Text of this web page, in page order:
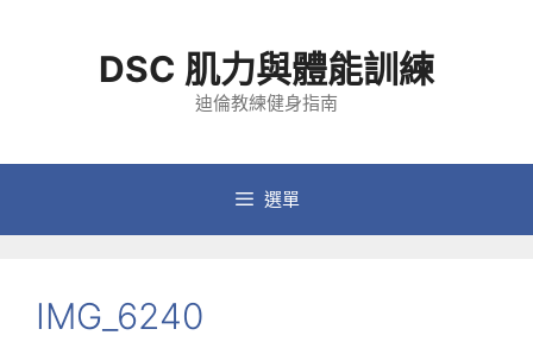
容
DSC 肌力與體能訓練
迪倫教練健身指南
選單
IMG_6240